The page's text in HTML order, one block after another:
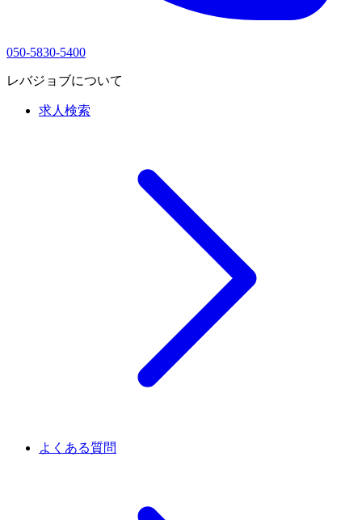
050-5830-5400
レバジョブについて
求人検索
よくある質問